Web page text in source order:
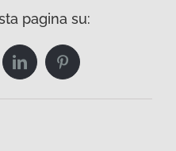
pagina su:
LinkedInPinterest